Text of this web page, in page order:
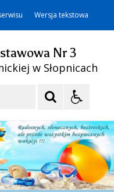
Wersja tekstowa
Nr 3
w Słopnicach